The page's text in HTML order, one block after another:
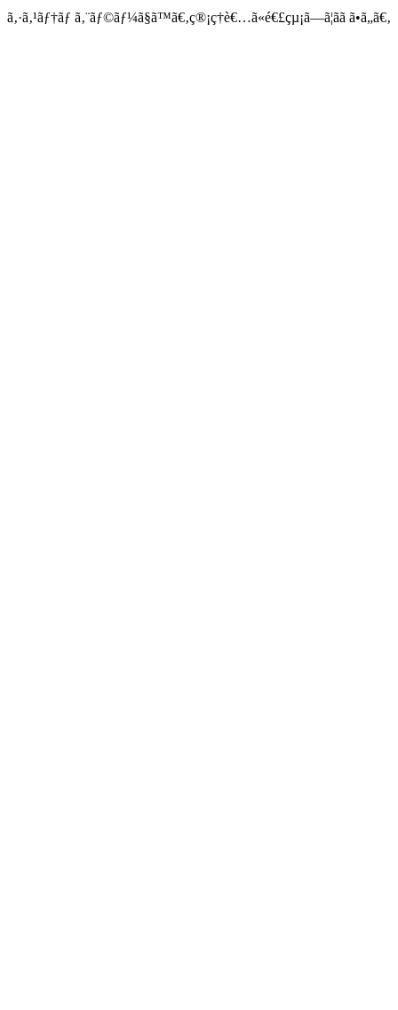
ã‚·ã‚¹ãƒ†ãƒ ã‚¨ãƒ©ãƒ¼ã§ã™ã€‚ç®¡ç†è€…ã«é€£çµ¡ã—ã¦ãã ã•ã„ã€‚